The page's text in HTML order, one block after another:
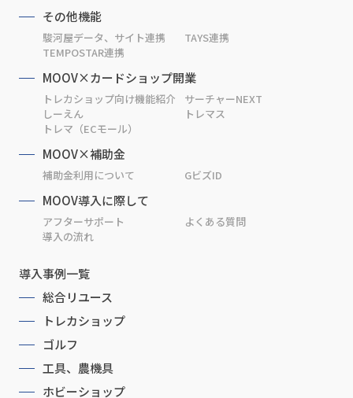
その他機能
駿河屋データ、サイト連携
TAYS連携
TEMPOSTAR連携
MOOV×カードショップ開業
トレカショップ向け機能紹介
サーチャーNEXT
しーえん
トレマス
トレマ（ECモール）
MOOV×補助金
補助金利用について GビズID
MOOV導入に際して
アフターサポート
よくある質問
導入の流れ
導入事例一覧
総合リユース
トレカショップ
ゴルフ
工具、農機具
ホビーショップ